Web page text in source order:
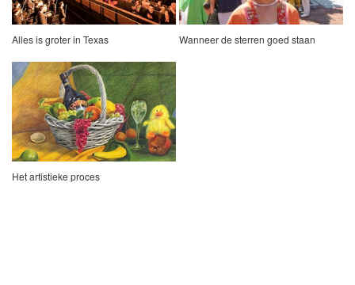
Alles is groter in Texas Wanneer de sterren goed staan
Het artistieke proces